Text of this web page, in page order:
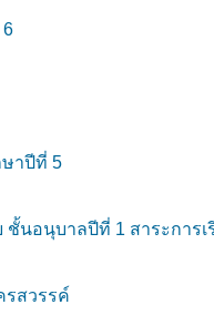
าปีที่ 5
นอนุบาลปีที่ 1 สาระการ
รสวรรค์